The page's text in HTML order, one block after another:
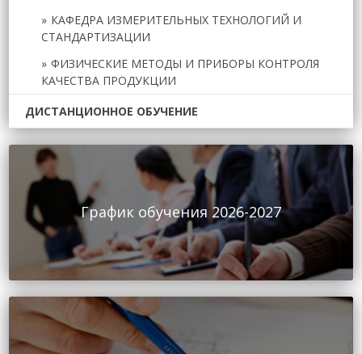
КАФЕДРА ИЗМЕРИТЕЛЬНЫХ ТЕХНОЛОГИЙ И
СТАНДАРТИЗАЦИИ
ФИЗИЧЕСКИЕ МЕТОДЫ И ПРИБОРЫ КОНТРОЛЯ
КАЧЕСТВА ПРОДУКЦИИ
ДИСТАНЦИОННОЕ ОБУЧЕНИЕ
График обучения 2026-2027